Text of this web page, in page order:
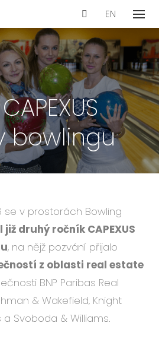
Menu
CS
EN
bowlingu
se v prostorách Bowling
druhý ročník CAPEXUS
, na nějž pozvání přijalo
z oblasti real estate
BNP Paribas Real
& Wakefield, Knight
a Svoboda & Williams.